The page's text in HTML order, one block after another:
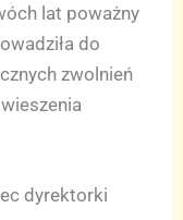
lat poważny
do
zwolnień
dyrektorki